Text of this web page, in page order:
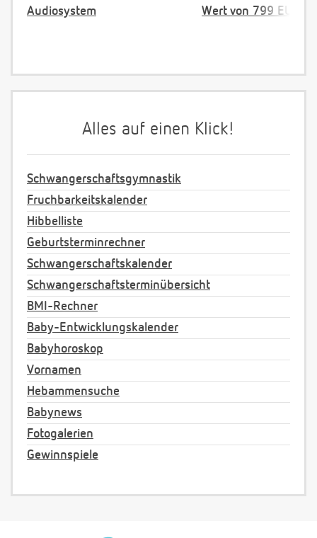
Audiosystem Wert von 799 EUR
Alles auf einen Klick!
Schwangerschaftsgymnastik
Fruchbarkeitskalender
Hibbelliste
Geburtsterminrechner
Schwangerschaftskalender
Schwangerschaftsterminübersicht
BMI-Rechner
Baby-Entwicklungskalender
Babyhoroskop
Vornamen
Hebammensuche
Babynews
Fotogalerien
Gewinnspiele